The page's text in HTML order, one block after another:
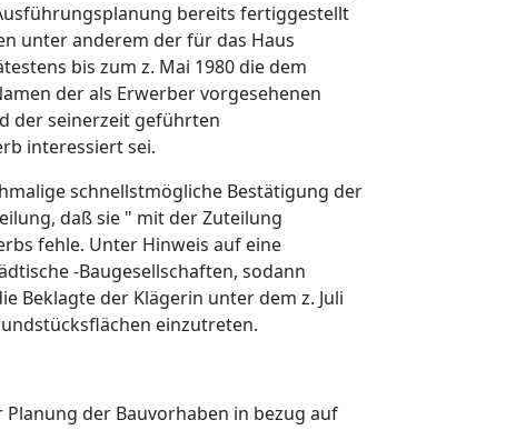
bereits fertiggestellt
unter anderem der für das Haus
bis zum z. Mai 1980 die dem
der als Erwerber vorgesehenen
der seinerzeit geführten
interessiert sei.
schnellstmögliche Bestätigung der
daß sie " mit der Zuteilung
fehle. Unter Hinweis auf eine
-Baugesellschaften, sodann
Beklagte der Klägerin unter dem z. Juli
einzutreten.
der Bauvorhaben in bezug auf